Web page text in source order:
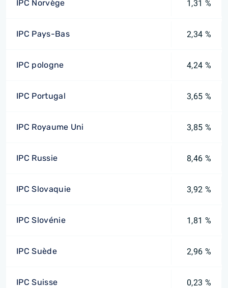
IPC Norvège 1,31 %
IPC Pays-Bas 2,34 %
IPC pologne 4,24 %
IPC Portugal 3,65 %
IPC Royaume Uni 3,85 %
IPC Russie 8,46 %
IPC Slovaquie 3,92 %
IPC Slovénie 1,81 %
IPC Suède 2,96 %
IPC Suisse 0,23 %